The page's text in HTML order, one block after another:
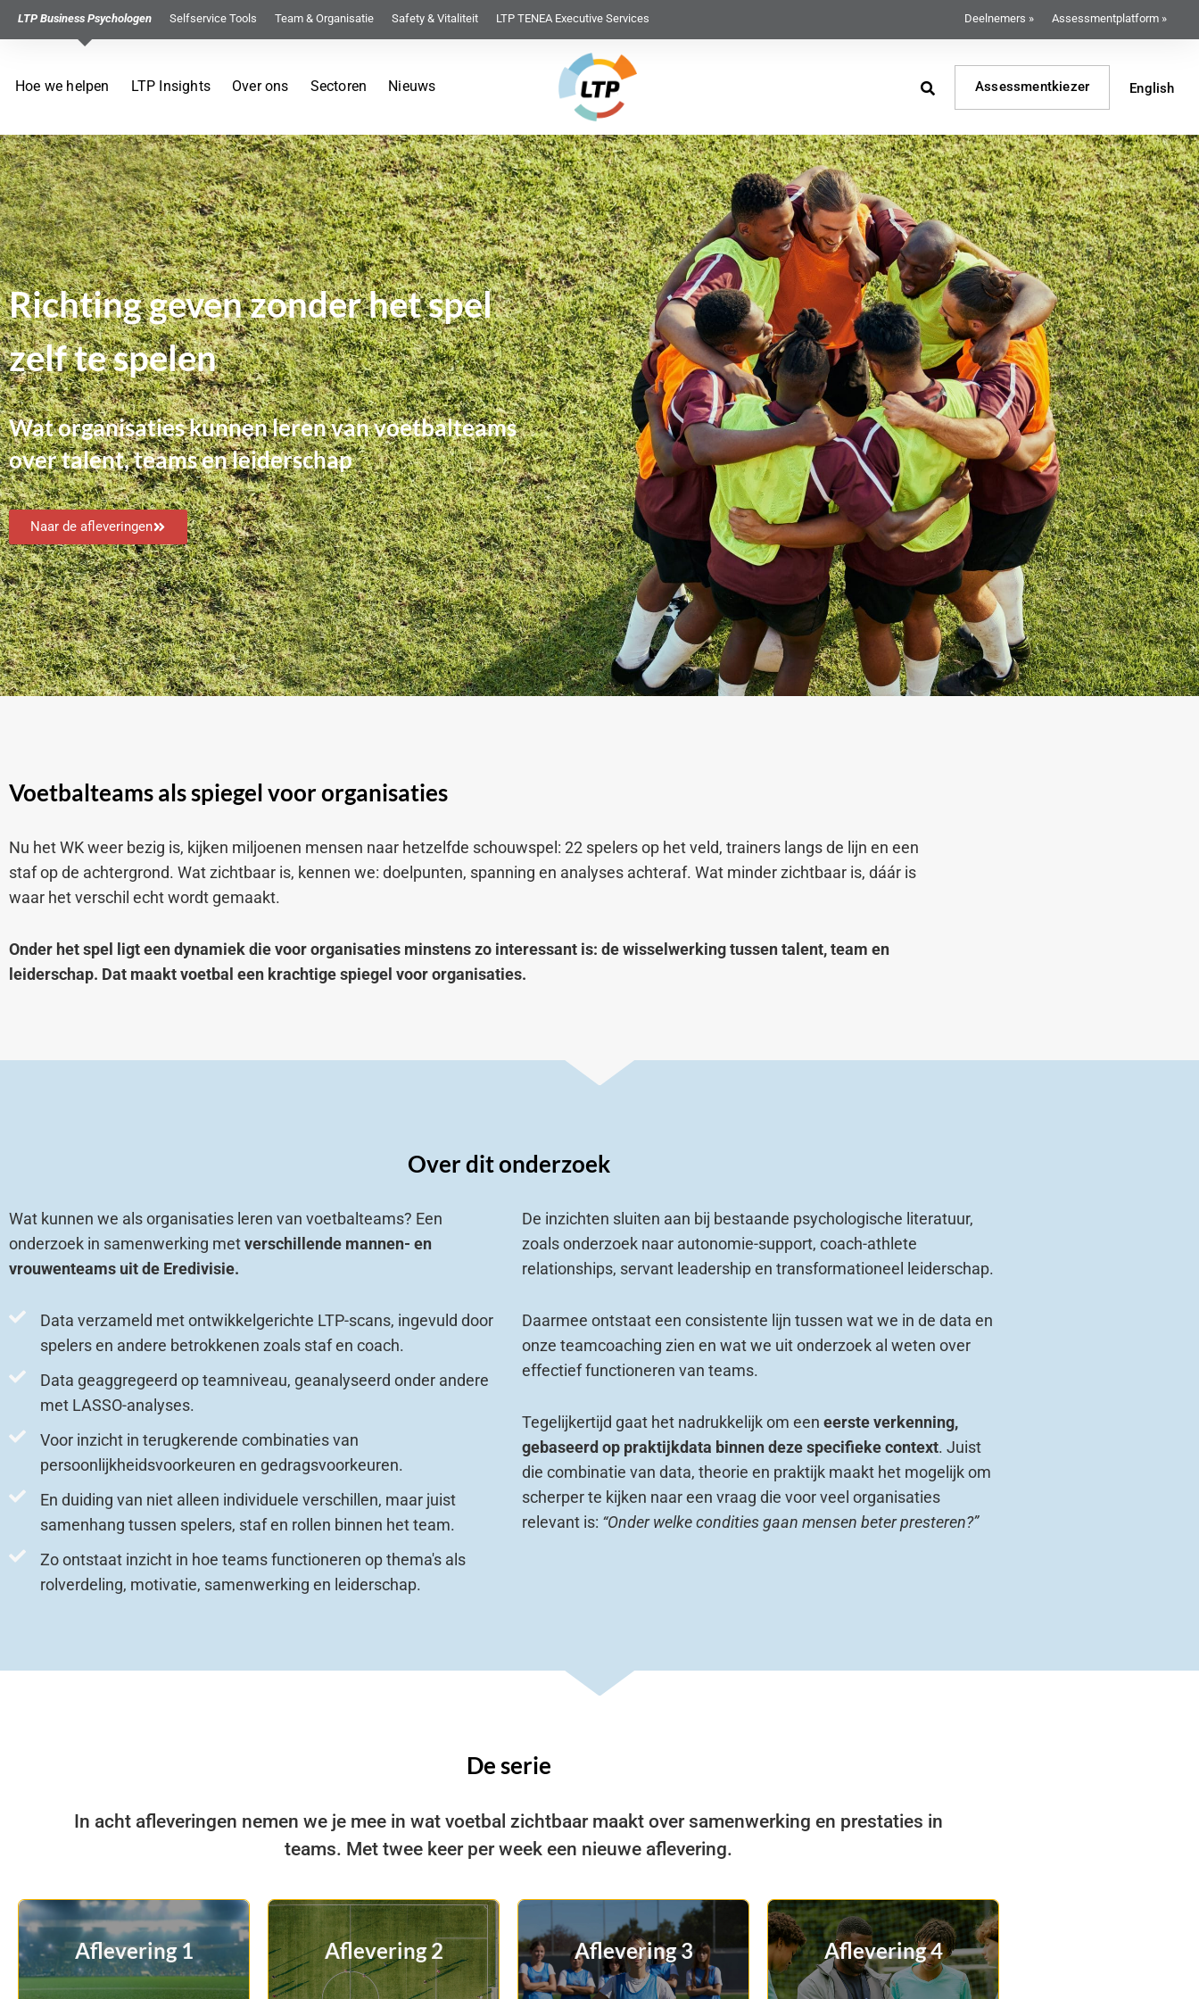
LTP Business Psychologen Selfservice Tools Team & Organisatie Safety & Vitaliteit LTP TENEA Executive Services Deelnemers » Assessmentplatform »
Hoe we helpen LTP Insights Over ons Sectoren Nieuws Assessmentkiezer English
Richting geven zonder het spel
zelf te spelen
Wat organisaties kunnen leren van voetbalteams
over talent, teams en leiderschap
Naar de afleveringen
Voetbalteams als spiegel voor organisaties
Nu het WK weer bezig is, kijken miljoenen mensen naar hetzelfde schouwspel: 22 spelers op het veld, trainers langs de lijn en een
staf op de achtergrond. Wat zichtbaar is, kennen we: doelpunten, spanning en analyses achteraf. Wat minder zichtbaar is, dáár is
waar het verschil echt wordt gemaakt.
Onder het spel ligt een dynamiek die voor organisaties minstens zo interessant is: de wisselwerking tussen talent, team en
leiderschap. Dat maakt voetbal een krachtige spiegel voor organisaties.
Over dit onderzoek
Wat kunnen we als organisaties leren van voetbalteams? Een
onderzoek in samenwerking metverschillende mannen- en
vrouwenteams uit de Eredivisie.
Data verzameld met ontwikkelgerichte LTP-scans, ingevuld door
spelers en andere betrokkenen zoals staf en coach.
Data geaggregeerd op teamniveau, geanalyseerd onder andere
met LASSO-analyses.
Voor inzicht in terugkerende combinaties van
persoonlijkheidsvoorkeuren en gedragsvoorkeuren.
En duiding van niet alleen individuele verschillen, maar juist
samenhang tussen spelers, staf en rollen binnen het team.
Zo ontstaat inzicht in hoe teams functioneren op thema's als
rolverdeling, motivatie, samenwerking en leiderschap.
De inzichten sluiten aan bij bestaande psychologische literatuur,
zoals onderzoek naar autonomie-support, coach-athlete
relationships, servant leadership en transformationeel leiderschap.
Daarmee ontstaat een consistente lijn tussen wat we in de data en
onze teamcoaching zien en wat we uit onderzoek al weten over
effectief functioneren van teams.
Tegelijkertijd gaat het nadrukkelijk om een eerste verkenning,
gebaseerd op praktijkdata binnen deze specifieke context. Juist
die combinatie van data, theorie en praktijk maakt het mogelijk om
scherper te kijken naar een vraag die voor veel organisaties
relevant is: “Onder welke condities gaan mensen beter presteren?”
De serie
In acht afleveringen nemen we je mee in wat voetbal zichtbaar maakt over samenwerking en prestaties in
teams. Met twee keer per week een nieuwe aflevering.
Aflevering 1
Richting geven
zonder het spel zelf
te willen spelen
Aflevering 2
Talent wint geen
wedstrijden zonder
systeem
Aflevering 3
Volgen is iets anders
dan volgzaam zijn
Aflevering 4
De trainer speelt
niet mee